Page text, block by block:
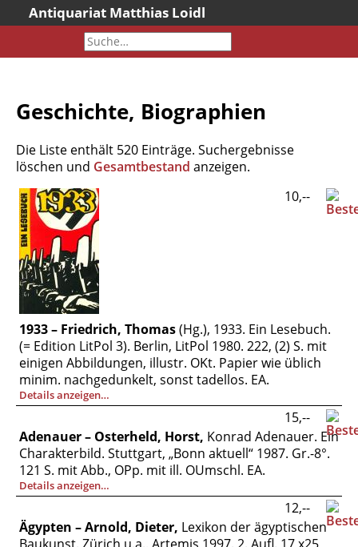
Antiquariat Matthias Loidl
Aktuelles
Neueingänge
Gesamtbestand
Sonderangebote
Katalogarchiv
Newsletter
Über uns
Kontakt
Warenkorb
Versandkosten
AGB
Vertrag widerrufen
Widerrufsbelehrung
Impressum
Geschichte, Biographien
Die Liste enthält 520 Einträge. Suchergebnisse
löschen und Gesamtbestand anzeigen.
1933 – Friedrich, Thomas(Hg.), 1933. Ein Lesebuch.
(= Edition LitPol 3). Berlin, LitPol 1980. 222, (2) S. mit
einigen Abbildungen, illustr. OKt. Papier wie üblich
minim. nachgedunkelt, sonst tadellos. EA.
Details anzeigen…
10,--
Adenauer – Osterheld, Horst, Konrad Adenauer. Ein
Charakterbild. Stuttgart, „Bonn aktuell“ 1987. Gr.-8°.
121 S. mit Abb., OPp. mit ill. OUmschl. EA.
Details anzeigen…
15,--
Ägypten – Arnold, Dieter, Lexikon der ägyptischen
12,--